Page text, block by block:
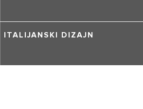
ITALIJANSKI DIZAJN